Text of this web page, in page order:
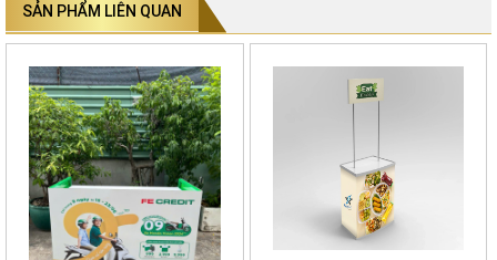
SẢN PHẨM LIÊN QUAN